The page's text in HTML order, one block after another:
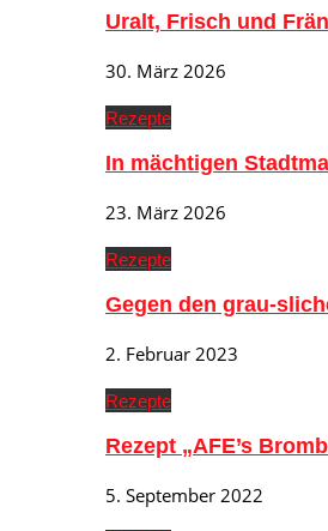
Uralt, Frisch und
30. März 2026
Rezepte
In mächtigen
23. März 2026
Rezepte
Gegen den grau-
2. Februar 2023
Rezepte
Rezept „AFE’s
5. September 2022